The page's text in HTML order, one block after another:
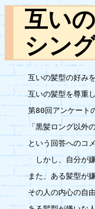
互い
シ
互いの髪型の好み
互いの髪型を尊重
第80回アンケート
「黒髪ロング以外
という回答へのコ
しかし、自分が嫌
また、ある髪型が
その人の内心の自